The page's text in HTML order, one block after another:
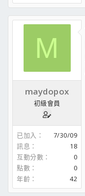
M
maydopox
初級會員
已加入
7/30/09
訊息
18
互動分數
0
點數
0
年齡
42